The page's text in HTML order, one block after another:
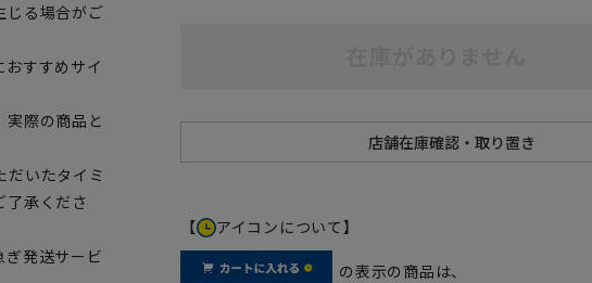
じる場合がご
すすめサイ
際の商品と
いたタイミ
了承くださ
発送サービ
【 アイコンについて】
の表示の商品は、